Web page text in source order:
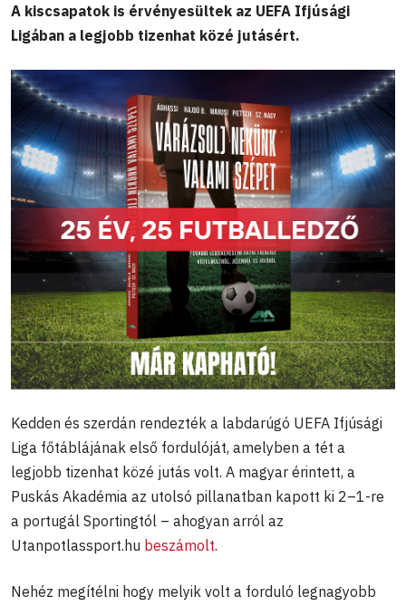
A kiscsapatok is érvényesültek az UEFA Ifjúsági
Ligában a legjobb tizenhat közé jutásért.
Kedden és szerdán rendezték a labdarúgó UEFA Ifjúsági
Liga főtáblájának első fordulóját, amelyben a tét a
legjobb tizenhat közé jutás volt. A magyar érintett, a
Puskás Akadémia az utolsó pillanatban kapott ki 2–1-re
a portugál Sportingtól – ahogyan arról az
Utanpotlassport.hu beszámolt.
Nehéz megítélni hogy melyik volt a forduló legnagyobb